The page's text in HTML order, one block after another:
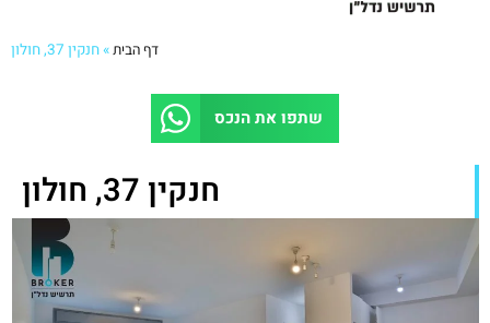
דף הבית»חנקין 37, חולון
חנקין 37, חולון
שתפו את הנכס